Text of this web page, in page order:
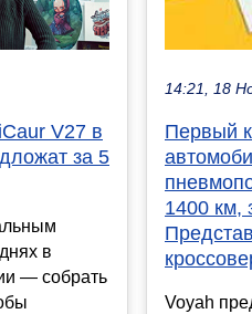
V27 в
за 5
в
— собрать
14:21, 18
Первый
1400 км,
Voyah